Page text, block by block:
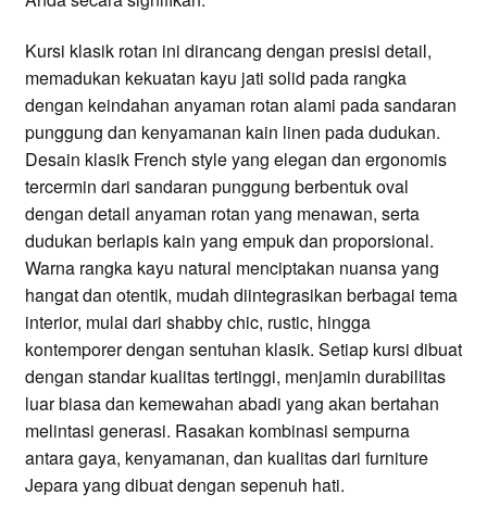
Kursi klasik rotan ini dirancang dengan presisi detail,
memadukan kekuatan kayu jati solid pada rangka
dengan keindahan anyaman rotan alami pada sandaran
punggung dan kenyamanan kain linen pada dudukan.
Desain klasik French style yang elegan dan ergonomis
tercermin dari sandaran punggung berbentuk oval
dengan detail anyaman rotan yang menawan, serta
dudukan berlapis kain yang empuk dan proporsional.
Warna rangka kayu natural menciptakan nuansa yang
hangat dan otentik, mudah diintegrasikan berbagai tema
interior, mulai dari shabby chic, rustic, hingga
kontemporer dengan sentuhan klasik. Setiap kursi dibuat
dengan standar kualitas tertinggi, menjamin durabilitas
luar biasa dan kemewahan abadi yang akan bertahan
melintasi generasi. Rasakan kombinasi sempurna
antara gaya, kenyamanan, dan kualitas dari furniture
Jepara yang dibuat dengan sepenuh hati.